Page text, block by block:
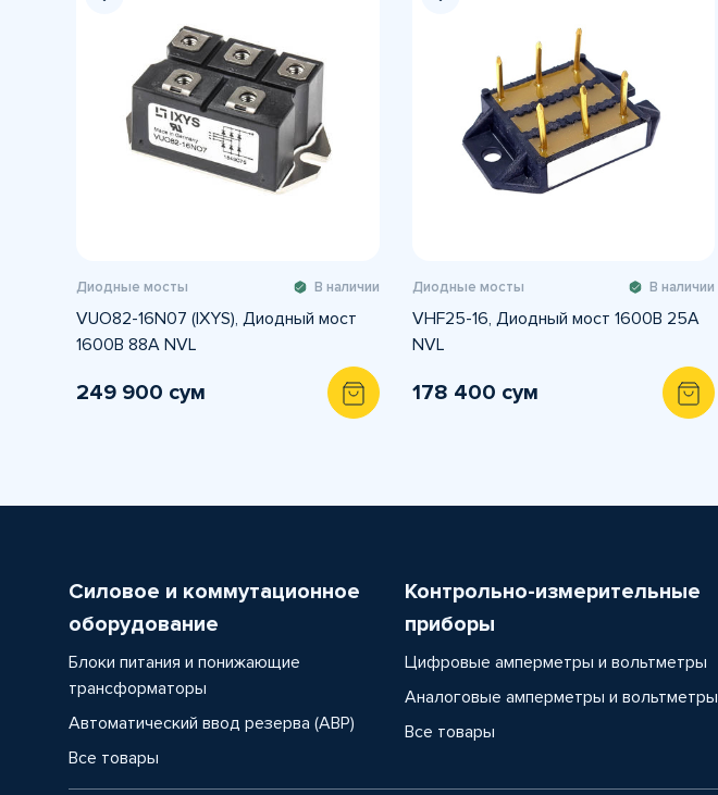
Диодные мосты В наличии
VUO82-16N07 (IXYS), Диодный мост
1600В 88А NVL
249 900 сум
Диодные мосты В наличии
VHF25-16, Диодный мост 1600В 25А
NVL
178 400 сум
Силовое и коммутационное
оборудование
Блоки питания и понижающие
трансформаторы
Автоматический ввод резерва (АВР)
Все товары
Контрольно-измерительные
приборы
Цифровые амперметры и вольтметры
Аналоговые амперметры и вольтметры
Все товары